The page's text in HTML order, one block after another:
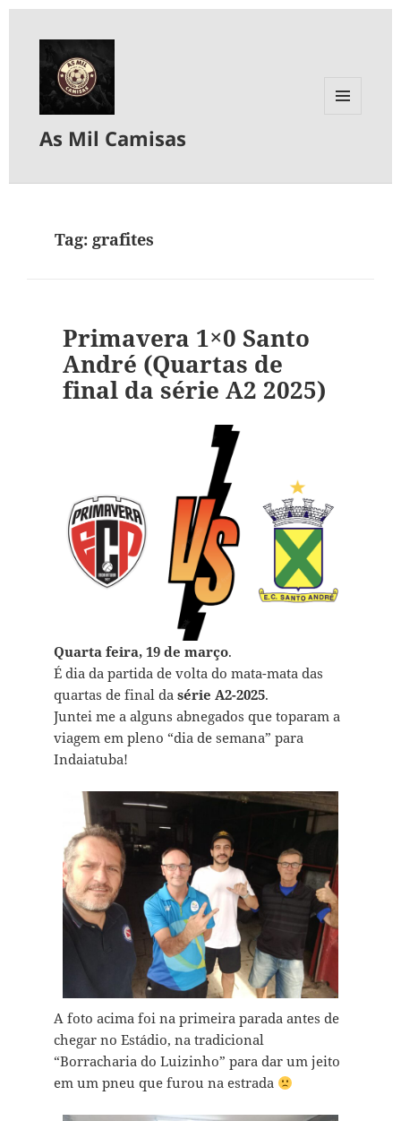
As Mil Camisas
Tag: grafites
Primavera 1×0 Santo
André (Quartas de
final da série A2 2025)
Quarta feira, 19 de março.
É dia da partida de volta do mata-mata das
quartas de final da série A2-2025.
Juntei me a alguns abnegados que toparam a
viagem em pleno “dia de semana” para
Indaiatuba!
A foto acima foi na primeira parada antes de
chegar no Estádio, na tradicional
“Borracharia do Luizinho” para dar um jeito
em um pneu que furou na estrada